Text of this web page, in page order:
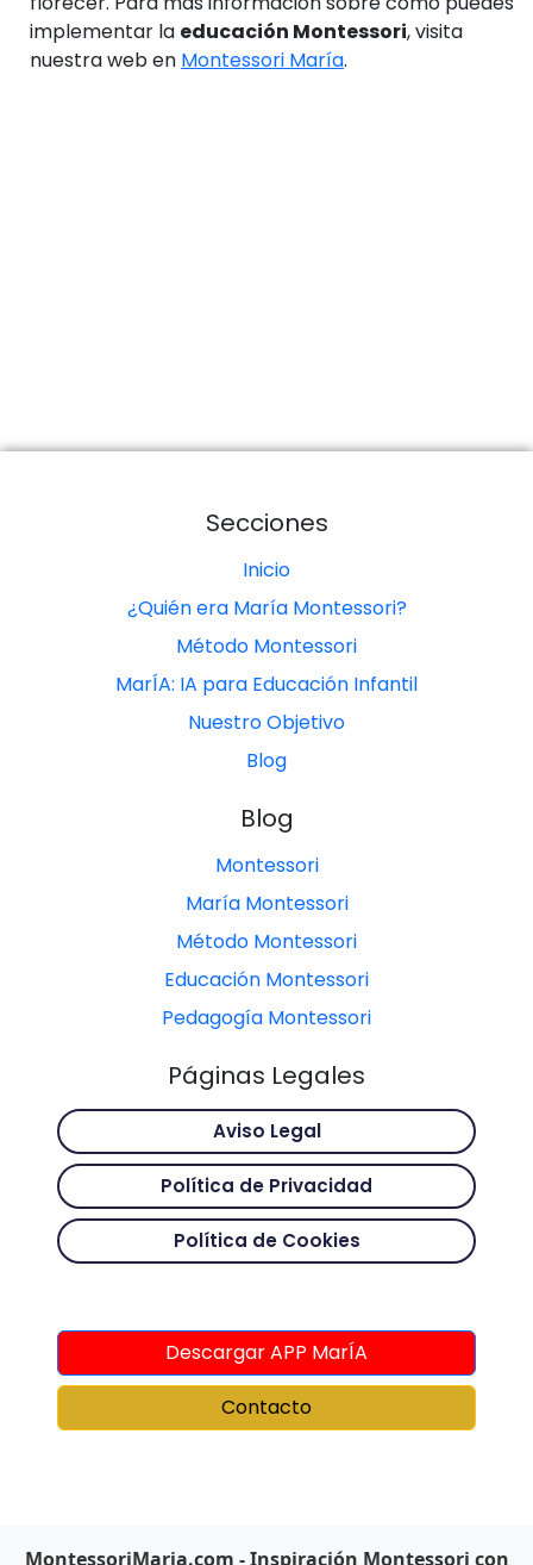
implementar la educación Montessori, visita
nuestra web en Montessori María.
Secciones
Inicio
¿Quién era María Montessori?
Método Montessori
MarÍA: IA para Educación Infantil
Nuestro Objetivo
Blog
Blog
Montessori
María Montessori
Método Montessori
Educación Montessori
Pedagogía Montessori
Páginas Legales
Aviso Legal
Política de Privacidad
Política de Cookies
Descargar APP MarÍA
Contacto
MontessoriMaria.com - Inspiración Montessori con